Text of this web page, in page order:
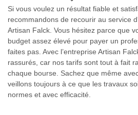
Si vous voulez un résultat fiable et
recommandons de recourir au service
Artisan Falck. Vous hésitez parce que
budget assez élevé pour payer un
faites pas. Avec l’entreprise Artisan
rassurés, car nos tarifs sont tout à fait
chaque bourse. Sachez que même
veillons toujours à ce que les travaux
normes et avec efficacité.